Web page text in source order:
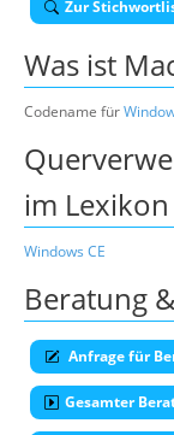
Zur
Was ist
Codename für
im Lexikon
Windows CE
Beratung
Anfrage für
Gesamter